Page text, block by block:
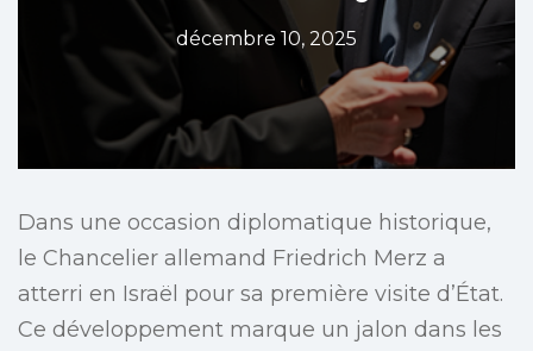
décembre 10, 2025
Dans une occasion diplomatique historique,
le Chancelier allemand Friedrich Merz a
atterri en Israël pour sa première visite d’État.
Ce développement marque un jalon dans les